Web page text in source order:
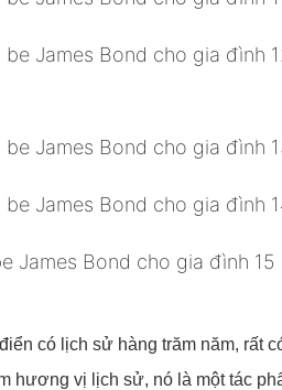
có lịch sử hàng trăm năm, rất
hương vị lịch sử, nó là một tác